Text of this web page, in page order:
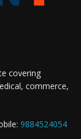
covering
commerce,
9884524054